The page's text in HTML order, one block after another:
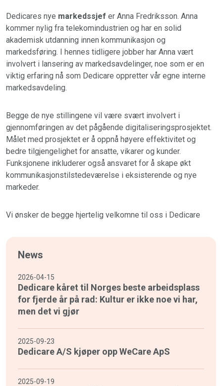
Dedicares nye markedssjef er Anna Fredriksson. Anna
kommer nylig fra telekomindustrien og har en solid
akademisk utdanning innen kommunikasjon og
markedsføring. I hennes tidligere jobber har Anna vært
involvert i lansering av markedsavdelinger, noe som er en
viktig erfaring nå som Dedicare oppretter vår egne interne
markedsavdeling.
Begge de nye stillingene vil være svært involvert i
gjennomføringen av det pågående digitaliseringsprosjektet.
Målet med prosjektet er å oppnå høyere effektivitet og
bedre tilgjengelighet for ansatte, vikarer og kunder.
Funksjonene inkluderer også ansvaret for å skape økt
kommunikasjonstilstedeværelse i eksisterende og nye
markeder.
Vi ønsker de begge hjertelig velkomne til oss i Dedicare
News
2026-04-15
Dedicare kåret til Norges beste arbeidsplass
for fjerde år på rad: Kultur er ikke noe vi har,
men det vi gjør
2025-09-23
Dedicare A/S kjøper opp WeCare ApS
2025-09-19